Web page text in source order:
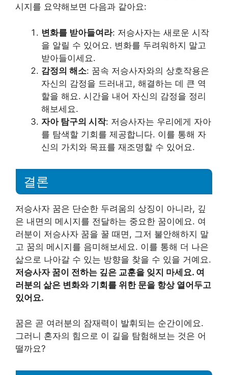
시지를 요약해보면 다음과 같아요:
변화를 받아들여라: 저승사자는 새로운 시작
을 알릴 수 있어요. 변화를 두려워하지 말고
받아들이세요.
감정의 해소: 꿈속 저승사자와의 상호작용은
자신의 감정을 드러내고, 해결하는 데 큰 역
할을 해요. 시간을 내어 자신의 감정을 정리
해보세요.
자아 탐구의 시작: 저승사자는 우리에게 자아
를 탐색할 기회를 제공합니다. 이를 통해 자
신의 가치와 목표를 재조명할 수 있어요.
결론
저승사자 꿈은 단순한 두려움의 상징이 아니라, 깊
은 내면의 메시지를 전달하는 중요한 꿈이에요. 여
러분이 저승사자 꿈을 꿀 때면, 그저 불안해하지 말
고 꿈의 메시지를 음미해보세요. 이를 통해 더 나은
삶으로 나아갈 수 있는 방향을 찾을 수 있을 거예요.
저승사자 꿈이 전하는 깊은 교훈을 잊지 마세요. 여
러분의 삶은 변화와 기회를 위한 문을 항상 열어두고
있어요.
꿈은 곧 여러분의 잠재력이 발휘되는 순간이에요.
그러니 혼자의 힘으로 이 길을 탐험해보는 것은 어
떨까요?